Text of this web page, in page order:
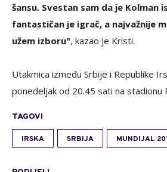
šansu. Svestan sam da je Kolman
fantastičan je igrač, a najvažnije
užem izboru", kazao je Kristi.
Utakmica između Srbije i Republike
ponedeljak od 20.45 sati na stadionu
TAGOVI
IRSKA SRBIJA MUNDIJAL